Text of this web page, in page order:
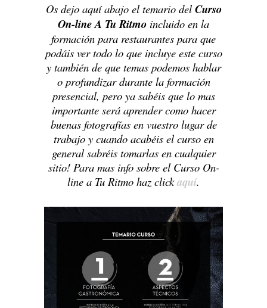
Os dejo aquí abajo el temario delCurso
On-line A Tu Ritmo incluido en la
formación para restaurantes para que
podáis ver todo lo que incluye este curso
y también de que temas podemos hablar
o profundizar durante la formación
presencial, pero ya sabéis que lo mas
importante será aprender como hacer
buenas fotografías en vuestro lugar de
trabajo y cuando acabéis el curso en
generalsabréistomarlas en cualquier
sitio! Para mas info sobre el Curso On-
line a Tu Ritmo haz clickaquí.